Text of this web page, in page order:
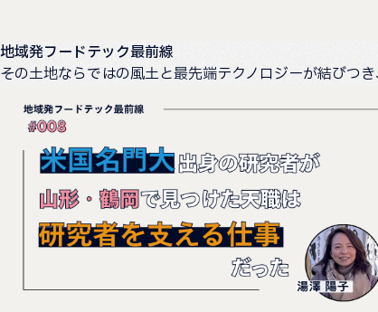
地域発フードテック最前線
その土地ならではの風土と最先端テクノロジーが結びつ